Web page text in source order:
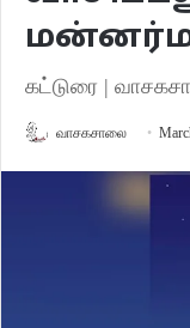
கட்டுரை |
வாசகசாலை